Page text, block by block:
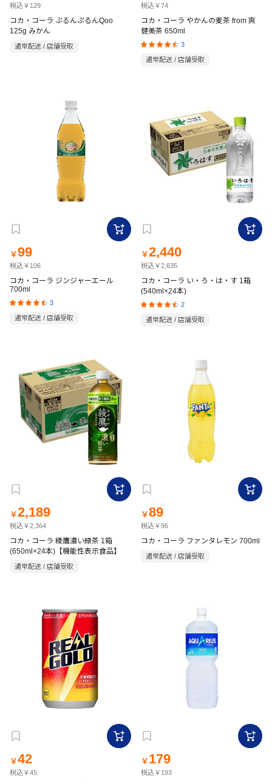
税込￥129
コカ・コーラ ぷるんぷるんQoo
125g みかん
通常配送 / 店舗受取
税込￥74
コカ・コーラ やかんの麦茶 from 爽
健美茶 650ml
3
通常配送 / 店舗受取
￥99
税込￥106
コカ・コーラ ジンジャーエール
700ml
3
通常配送 / 店舗受取
￥2,440
税込￥2,635
コカ・コーラ い・ろ・は・す 1箱
(540ml×24本)
2
通常配送 / 店舗受取
￥2,189
税込￥2,364
コカ・コーラ 綾鷹濃い緑茶 1箱
(650ml×24本)【機能性表示食品】
通常配送 / 店舗受取
￥89
税込￥96
コカ・コーラ ファンタレモン 700ml
通常配送 / 店舗受取
￥42
税込￥45
￥ 179
税込￥193